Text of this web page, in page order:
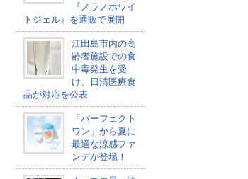
『メラノホワイ
トジェル』を通販で展開
江田島市内の高
齢者施設での食
中毒発生を受
け、日清医療食
品が対応を公表
「パーフェクト
ワン」から夏に
最適な涼感ファ
ンデが登場！